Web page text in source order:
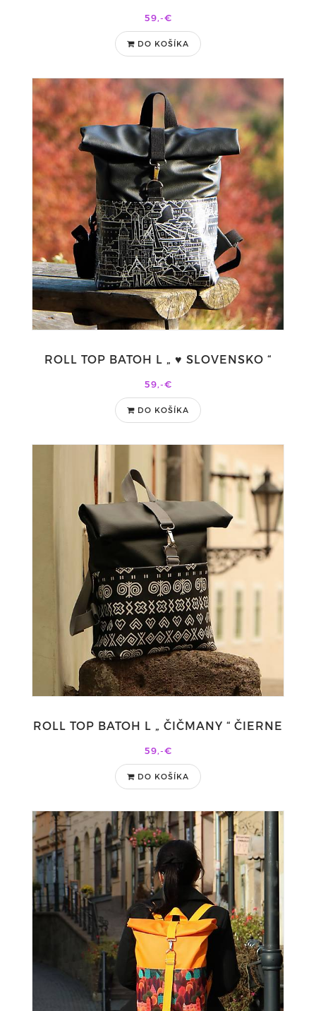
59,-€
DO KOŠÍKA
ROLL TOP BATOH L „ ♥ SLOVENSKO “
59,-€
DO KOŠÍKA
ROLL TOP BATOH L „ ČIČMANY “ ČIERNE
59,-€
DO KOŠÍKA